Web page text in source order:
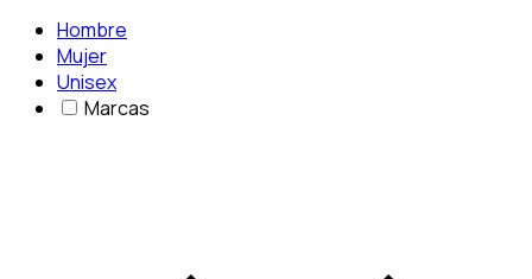
Hombre
Mujer
Unisex
Marcas